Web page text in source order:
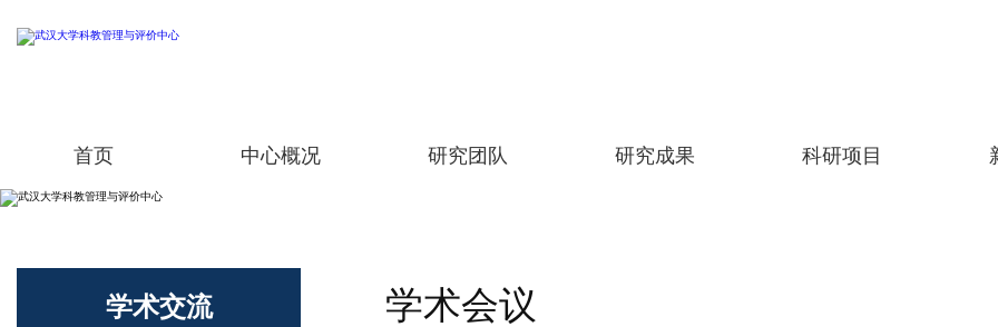
首页 中心概况 研究团队 研究成果 科研项目
学术交流 学术会议